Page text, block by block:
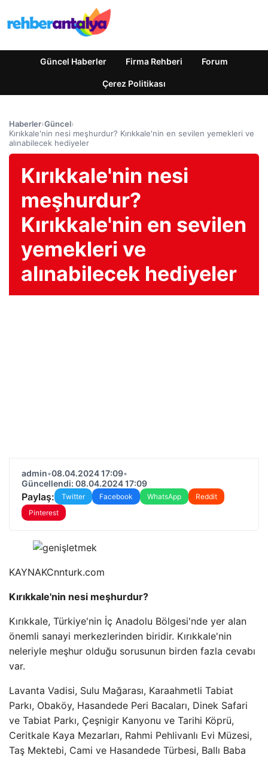
Güncel Haberler Firma Rehberi Forum
Çerez Politikası
Haberler›Güncel›
Kırıkkale'nin nesi meşhurdur? Kırıkkale'nin en sevilen yemekleri ve
alınabilecek hediyeler
Kırıkkale'nin nesi
meşhurdur?
Kırıkkale'nin en sevilen
yemekleri ve
alınabilecek hediyeler
admin•08.04.2024 17:09•
Güncellendi: 08.04.2024 17:09
Paylaş: Twitter Facebook WhatsApp
Reddit
Pinterest
KAYNAKCnnturk.com
Kırıkkale'nin nesi meşhurdur?
Kırıkkale, Türkiye'nin İç Anadolu Bölgesi'nde yer alan
önemli sanayi merkezlerinden biridir. Kırıkkale'nin
neleriyle meşhur olduğu sorusunun birden fazla cevabı
var.
Lavanta Vadisi, Sulu Mağarası, Karaahmetli Tabiat
Parkı, Obaköy, Hasandede Peri Bacaları, Dinek Safari
ve Tabiat Parkı, Çeşnigir Kanyonu ve Tarihi Köprü,
Ceritkale Kaya Mezarları, Rahmi Pehlivanlı Evi Müzesi,
Taş Mektebi, Cami ve Hasandede Türbesi, Ballı Baba